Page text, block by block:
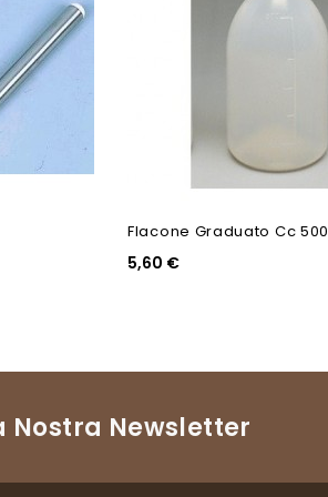
Flacone Graduato Cc 500
5,60 €
Nostra Newsletter